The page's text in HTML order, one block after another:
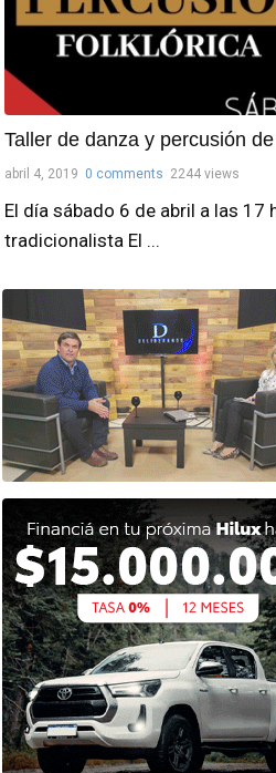
Taller de danza y percusión
abril 4, 2019 0 comments 2244 views
El día sábado 6 de abril a las 17
tradicionalista El ...